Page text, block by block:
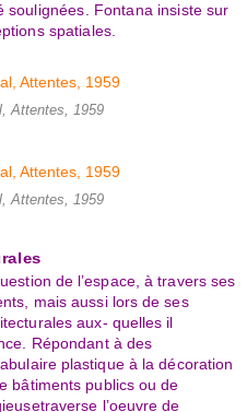
soulignées. Fontana insiste sur
spatiales.
Attentes, 1959
Attentes, 1959
de l’espace, à travers ses
mais aussi lors de ses
aux- quelles il
Répondant à des
laire plastique à la décoration
bâtiments publics ou de
traverse l’oeuvre de